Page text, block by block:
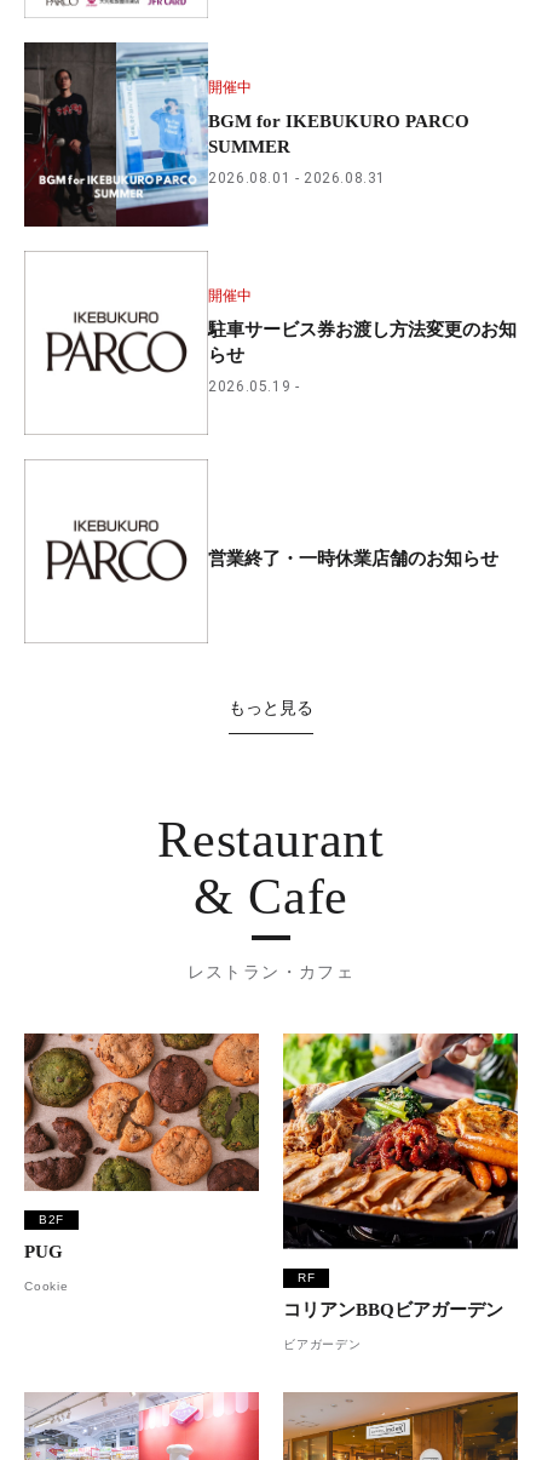
開催中
BGM for IKEBUKURO PARCO
SUMMER
2026.08.01 2026.08.31
開催中
駐車サービス券お渡し方法変更のお知
らせ
2026.05.19
営業終了・一時休業店舗のお知らせ
もっと見る
Restaurant
& Cafe
レストラン・カフェ
B2F
PUG
Cookie
RF
コリアンBBQビアガーデン
ビアガーデン